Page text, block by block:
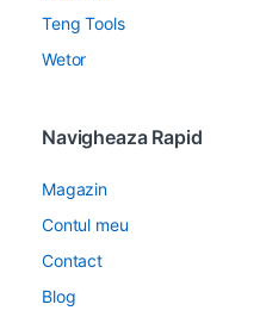
Teng Tools
Wetor
Navigheaza Rapid
Magazin
Contul meu
Contact
Blog